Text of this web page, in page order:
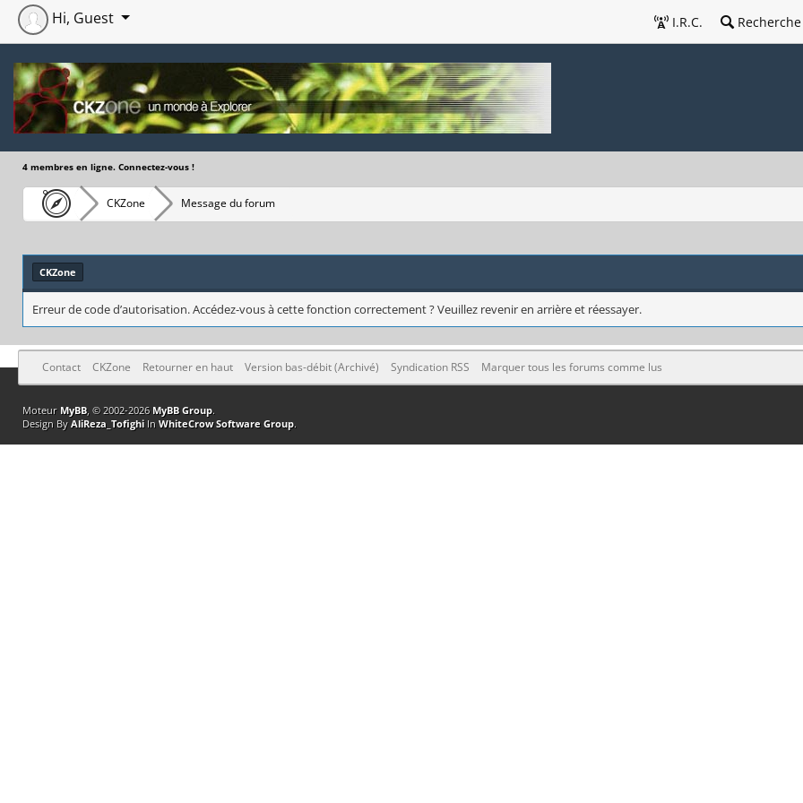
I.R.C. Recherche
Hi, Guest
4 membres en ligne. Connectez-vous !
CKZone Message du forum
CKZone
Erreur de code d’autorisation. Accédez-vous à cette fonction correctement ? Veuillez revenir en arrière et réessayer.
Contact CKZone Retourner en haut Version bas-débit (Archivé) Syndication RSS Marquer tous les forums comme lus
Moteur MyBB, © 2002-2026 MyBB Group.
Design By AliReza_TofighiIn WhiteCrow Software Group.